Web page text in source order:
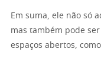
Em suma, ele não só
mas também pode
espaços abertos,